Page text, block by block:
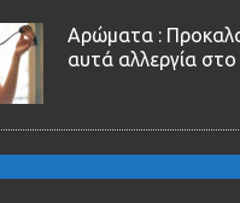
Αρώματα :
αυτά αλλεργία